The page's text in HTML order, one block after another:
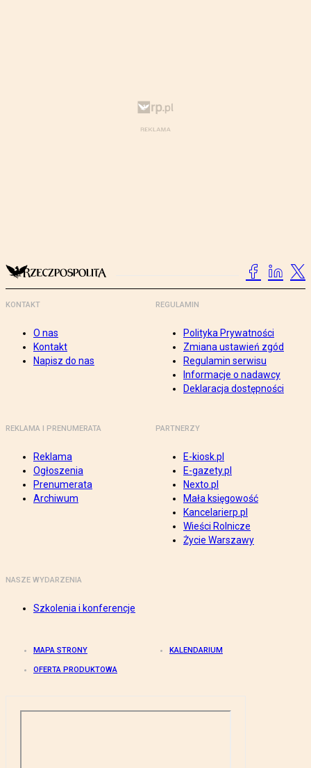
KONTAKT
O nas
Kontakt
Napisz do nas
REGULAMIN
Polityka Prywatności
Zmiana ustawień zgód
Regulamin serwisu
Informacje o nadawcy
Deklaracja dostępności
REKLAMA I PRENUMERATA
Reklama
Ogłoszenia
Prenumerata
Archiwum
PARTNERZY
E-kiosk.pl
E-gazety.pl
Nexto.pl
Mała księgowość
Kancelarierp.pl
Wieści Rolnicze
Życie Warszawy
NASZE WYDARZENIA
Szkolenia i konferencje
MAPA STRONY KALENDARIUM
OFERTA PRODUKTOWA